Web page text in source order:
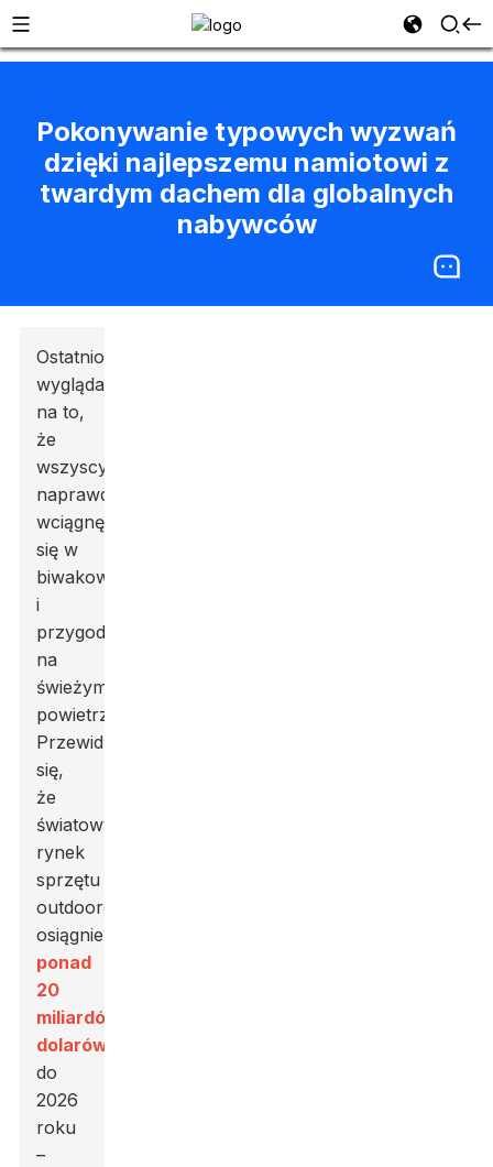
Pokonywanie typowych wyzwań
dzięki najlepszemu namiotowi z
twardym dachem dla globalnych
nabywców
Ostatnio
wygląda
na to,
że
wszyscy
naprawdę
wciągnęli
się w
biwakowanie
i
przygody
na
świeżym
powietrzu.
Przewiduje
się,
że
światowy
rynek
sprzętu
outdoorowego
osiągnie
ponad
20
miliardów
dolarów
do
2026
roku
–